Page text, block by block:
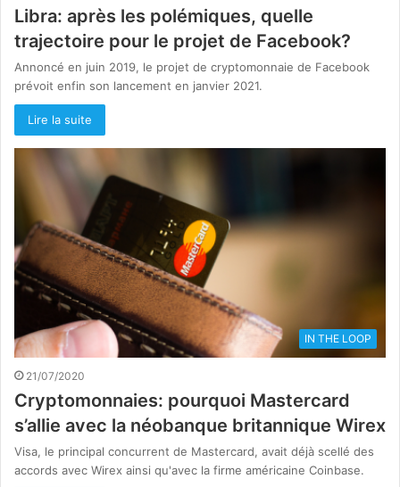
Libra: après les polémiques, quelle
trajectoire pour le projet de Facebook?
Annoncé en juin 2019, le projet de cryptomonnaie de Facebook
prévoit enfin son lancement en janvier 2021.
Lire la suite
IN THE LOOP
21/07/2020
Cryptomonnaies: pourquoi Mastercard
s’allie avec la néobanque britannique Wirex
Visa, le principal concurrent de Mastercard, avait déjà scellé des
accords avec Wirex ainsi qu'avec la firme américaine Coinbase.